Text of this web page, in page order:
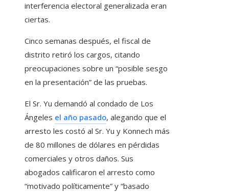
interferencia electoral generalizada eran
ciertas.
Cinco semanas después, el fiscal de
distrito retiró los cargos, citando
preocupaciones sobre un “posible sesgo
en la presentación” de las pruebas.
El Sr. Yu demandó al condado de Los
Ángeles el año pasado, alegando que el
arresto les costó al Sr. Yu y Konnech más
de 80 millones de dólares en pérdidas
comerciales y otros daños. Sus
abogados calificaron el arresto como
“motivado políticamente” y “basado